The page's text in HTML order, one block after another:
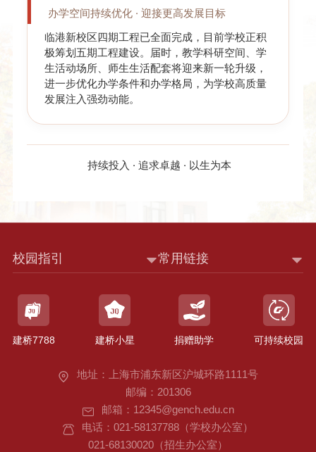
办学空间持续优化 · 迎接更高发展目标
临港新校区四期工程已全面完成，目前学校正积
极筹划五期工程建设。届时，教学科研空间、学
生活动场所、师生生活配套将迎来新一轮升级，
进一步优化办学条件和办学格局，为学校高质量
发展注入强劲动能。
持续投入 · 追求卓越 · 以生为本
地址：上海市浦东新区沪城环路1111号
邮编：201306
邮箱：12345@gench.edu.cn
电话：021-58137788（学校办公室）
021-68130020（招生办公室）
校园指引 常用链接
建桥7788 建桥小星 捐赠助学 可持续校园